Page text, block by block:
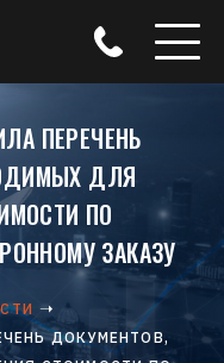
ПЕРЕЧЕНЬ
ДЛЯ
ПО
ЗАКАЗУ
ДОКУМЕНТОВ,